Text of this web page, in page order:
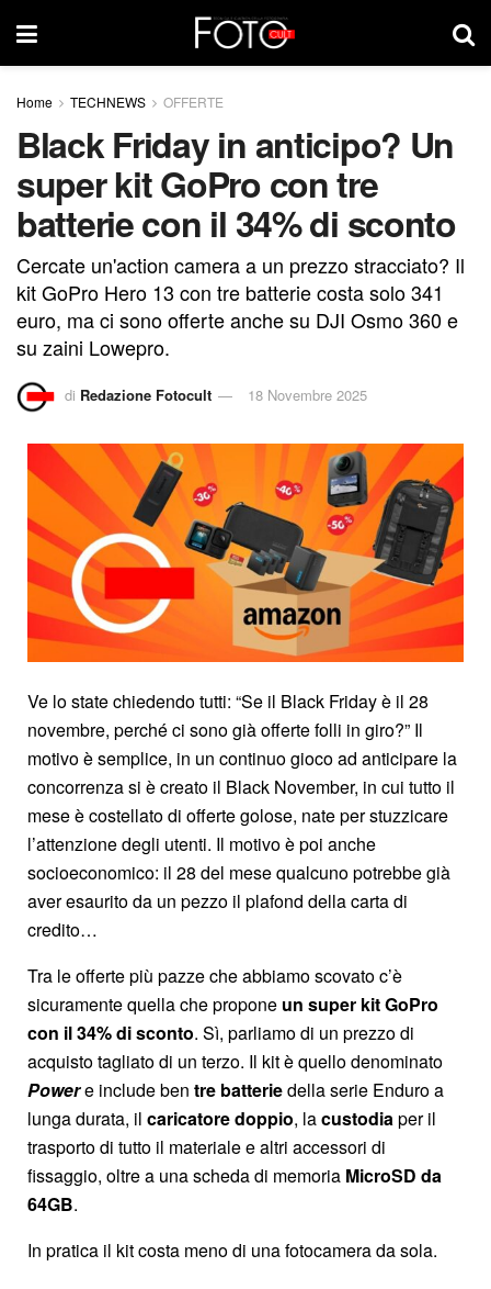
Home TECHNEWS OFFERTE
Black Friday in anticipo? Un
super kit GoPro con tre
batterie con il 34% di sconto
Cercate un'action camera a un prezzo stracciato? Il
kit GoPro Hero 13 con tre batterie costa solo 341
euro, ma ci sono offerte anche su DJI Osmo 360 e
su zaini Lowepro.
di Redazione Fotocult 18 Novembre 2025
Ve lo state chiedendo tutti: “Se il Black Friday è il 28
novembre, perché ci sono già offerte folli in giro?” Il
motivo è semplice, in un continuo gioco ad anticipare la
concorrenza si è creato il Black November, in cui tutto il
mese è costellato di offerte golose, nate per stuzzicare
l’attenzione degli utenti. Il motivo è poi anche
socioeconomico: il 28 del mese qualcuno potrebbe già
aver esaurito da un pezzo il plafond della carta di
credito…
Tra le offerte più pazze che abbiamo scovato c’è
sicuramente quella che propone un super kit GoPro
con il 34% di sconto. Sì, parliamo di un prezzo di
acquisto tagliato di un terzo. Il kit è quello denominato
Powere include ben tre batteriedella serie Enduro a
lunga durata, il caricatore doppio, lacustodiaper il
trasporto di tutto il materiale e altri accessori di
fissaggio, oltre a una scheda di memoria MicroSD da
64GB.
In pratica il kit costa meno di una fotocamera da sola.